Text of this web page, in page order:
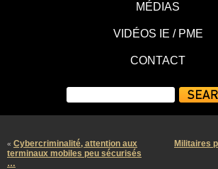
MÉDIAS
VIDÉOS IE / PME
CONTACT
« Cybercriminalité, attention aux
terminaux mobiles peu sécurisés
…
Militaires